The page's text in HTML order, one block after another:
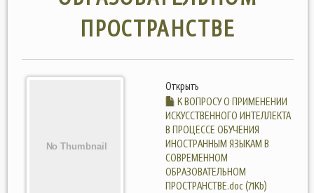
ПРОСТРАНСТВЕ
Открыть
К ВОПРОСУ О ПРИМЕНЕНИИ
ИСКУССТВЕННОГО ИНТЕЛЛЕКТА
В ПРОЦЕССЕ ОБУЧЕНИЯ
ИНОСТРАННЫМ ЯЗЫКАМ В
СОВРЕМЕННОМ
ОБРАЗОВАТЕЛЬНОМ
ПРОСТРАНСТВЕ.doc (71Kb)